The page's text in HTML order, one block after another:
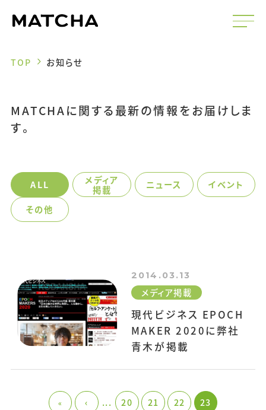
TOP お知らせ
MATCHAに関する最新の情報をお届けしま
す。
ALL
メディア
掲載
ニュース
イベント
その他
2014.03.13
メディア掲載
現代ビジネス EPOCH
MAKER 2020に弊社
青木が掲載
« ‹ ... 20 21 22 23